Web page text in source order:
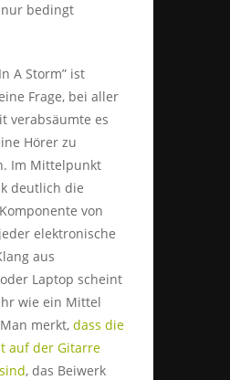
bedingt
A Storm” ist
Frage, bei aller
verabsäumte es
Hörer zu
Im Mittelpunkt
deutlich die
von
elektronische
aus
Laptop scheint
wie ein Mittel
merkt, dass die
auf der Gitarre
, das Beiwerk